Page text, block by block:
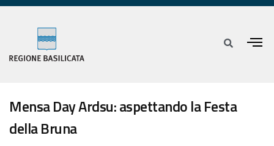
Mensa Day Ardsu: aspettando la Festa
della Bruna